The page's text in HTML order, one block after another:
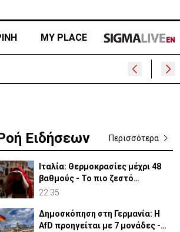
MY PLACE
Ειδήσεων Περισσότερα
Ιταλία: Θερμοκρασίες μέχρι 48
βαθμούς - Το πιο ζεστό
καλοκαίρι των 100 χρόνων
22:35
Δημοσκόπηση στη Γερμανία: Η
AfD προηγείται με 7 μονάδες -